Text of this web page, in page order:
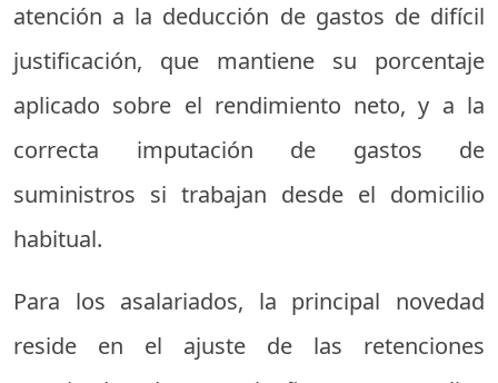
atención a la deducción de gastos de difícil
justificación, que mantiene su porcentaje
aplicado sobre el rendimiento neto, y a la
correcta imputación de gastos de
suministros si trabajan desde el domicilio
habitual.
Para los asalariados, la principal novedad
reside en el ajuste de las retenciones